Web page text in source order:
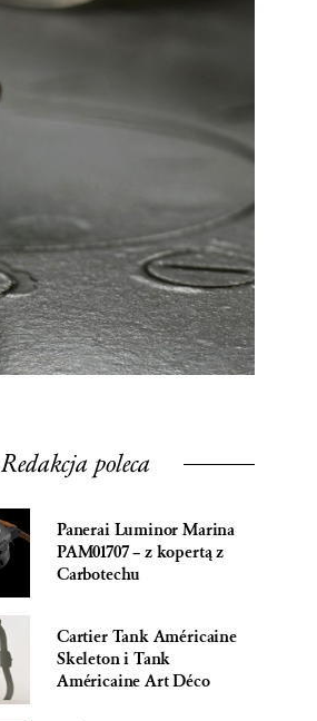
Redakcja poleca
Panerai Luminor Marina
PAM01707 – z kopertą z
Carbotechu
Cartier Tank Américaine
Skeleton i Tank
Américaine Art Déco